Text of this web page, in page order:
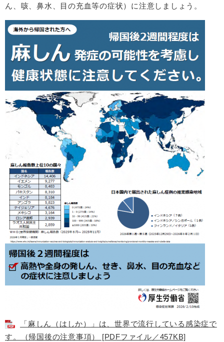
ん、咳、鼻水、目の充血等の症状）に注意しましょう。
「麻しん（はしか）」は、世界で流行している感染症で
す。（帰国後の注意事項） [PDFファイル／457KB]